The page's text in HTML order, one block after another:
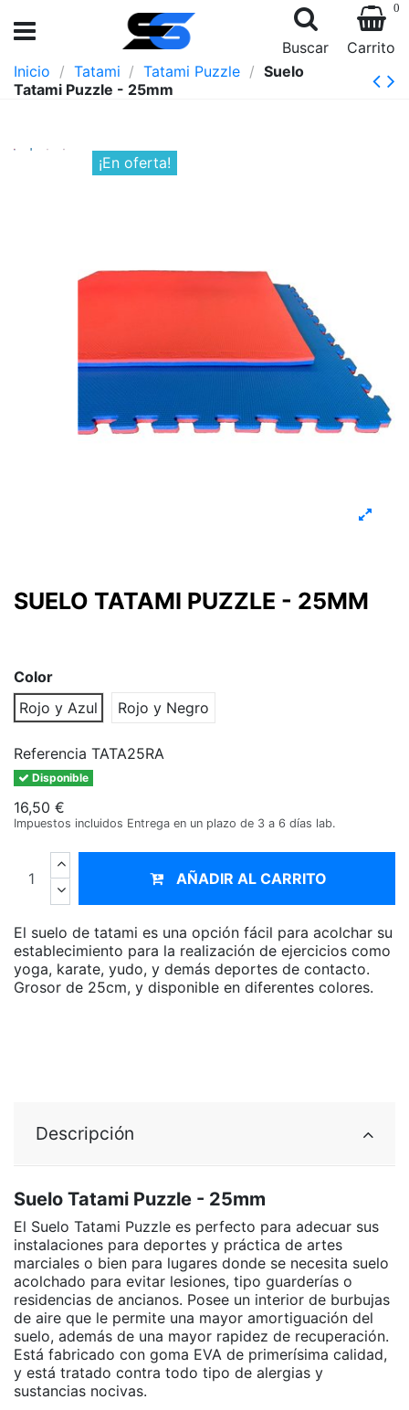
Buscar
0
Carrito
Inicio
Tatami Tatami Puzzle
Suelo
Tatami Puzzle - 25mm
¡En oferta!
SUELO TATAMI PUZZLE - 25MM
Color
Rojo y Azul
Rojo y Negro
Referencia TATA25RA
Disponible
16,50 €
Impuestos incluidos Entrega en un plazo de 3 a 6 días lab.
AÑADIR AL CARRITO
El suelo de tatami es una opción fácil para acolchar su
establecimiento para la realización de ejercicios como
yoga, karate, yudo, y demás deportes de contacto.
Grosor de 25cm, y disponible en diferentes colores.
Descripción
Suelo Tatami Puzzle - 25mm
El Suelo Tatami Puzzle es perfecto para adecuar sus
instalaciones para deportes y práctica de artes
marciales o bien para lugares donde se necesita suelo
acolchado para evitar lesiones, tipo guarderías o
residencias de ancianos. Posee un interior de burbujas
de aire que le permite una mayor amortiguación del
suelo, además de una mayor rapidez de recuperación.
Está fabricado con goma EVA de primerísima calidad,
y está tratado contra todo tipo de alergias y
sustancias nocivas.